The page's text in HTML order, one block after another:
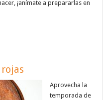
¡anímate a prepararlas en
Aprovecha la
temporada de